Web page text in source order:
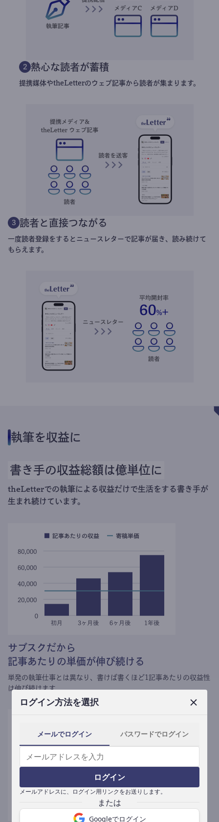
ログイン方法を選択
メールでログイン パスワードでログイン
ログイン
メールアドレスに、ログイン用リンクをお送りします。
Googleでログイン
2 熱心な読者が蓄積
提携媒体やtheLetterのウェブ記事から読者が集まります。
3 読者と直接つながる
一度読者登録をするとニュースレターで記事が届き、読み続けて
もらえます。
執筆を収益に
書き手の収益総額は億単位に
theLetterでの執筆による収益だけで生活をする書き手が
生まれ続けています。
サブスクだから
記事あたりの単価が伸び続ける
単発の執筆仕事とは異なり、 書けば書くほど1記事あたりの収益性
は伸び続けます。